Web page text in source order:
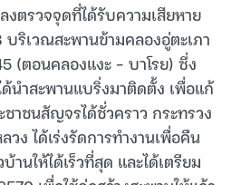
ตรวจจุดที่ได้รับความเสียหาย
ริเวณสะพานข้ามคลองอู่ตะเภา
(ตอนคลองแงะ – บาโรย) ซึ่ง
นำสะพานแบริ่งมาติดตั้ง เพื่อแก้
าชนสัญจรได้ชั่วคราว กระทรวง
ง ได้เร่งรัดการทำงานเพื่อคืน
นให้ได้เร็วที่สุด และได้เตรียม